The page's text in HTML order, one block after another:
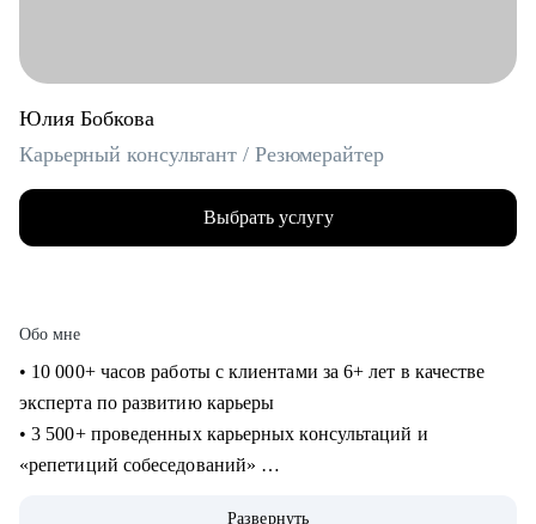
Юлия Бобкова
Карьерный консультант / Резюмерайтер
Выбрать услугу
Обо мне
• 10 000+ часов работы с клиентами за 6+ лет в качестве
эксперта по развитию карьеры
• 3 500+ проведенных карьерных консультаций и
«репетиций собеседований»
Развернуть